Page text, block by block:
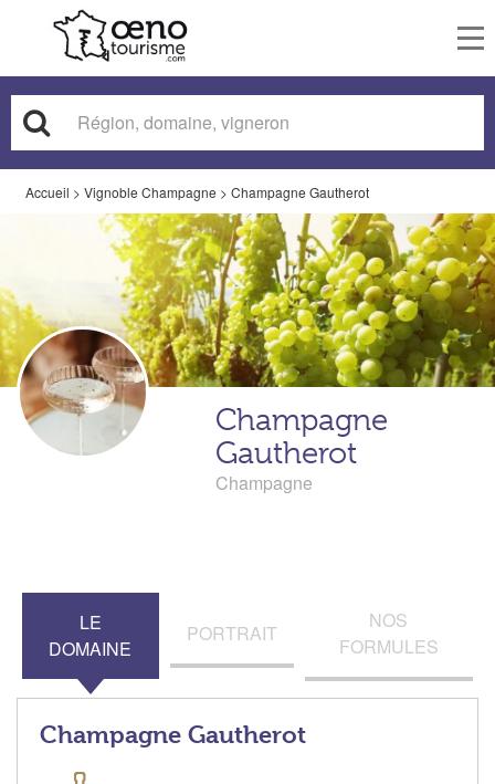
Accueil > Vignoble Champagne > Champagne Gautherot
Champagne
Gautherot
Champagne
LE
DOMAINE
PORTRAIT
NOS
FORMULES
Champagne Gautherot